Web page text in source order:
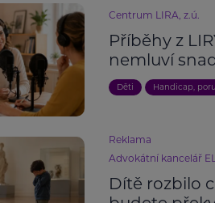
Centrum LIRA, z.ú.
Příběhy z
nemluví
Děti Handicap,
Reklama
Advokátní kancelář
Dítě rozbilo